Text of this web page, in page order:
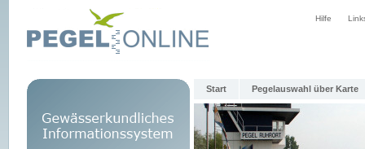
Hilfe
Start Pegelauswahl über Karte